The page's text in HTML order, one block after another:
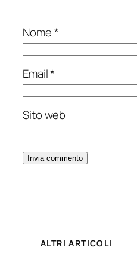
Nome*
Email*
Sito web
ALTRI ARTICOLI